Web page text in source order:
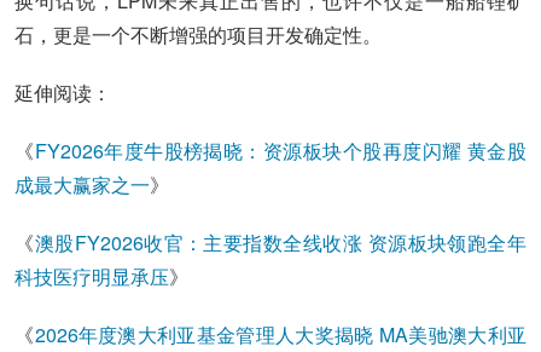
石，更是一个不断增强的项目开发确定性。
延伸阅读：
《FY2026年度牛股榜揭晓：资源板块个股再度闪耀 黄金股
成最大赢家之一》
《澳股FY2026收官：主要指数全线收涨 资源板块领跑全年
科技医疗明显承压》
《2026年度澳大利亚基金管理人大奖揭晓 MA美驰澳大利亚